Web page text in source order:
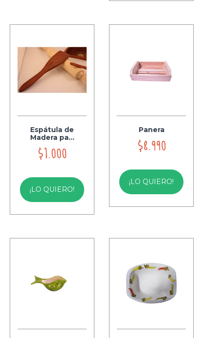
Espátula de
Madera pa...
$1.000
¡LO QUIERO!
Panera
$8.990
¡LO QUIERO!